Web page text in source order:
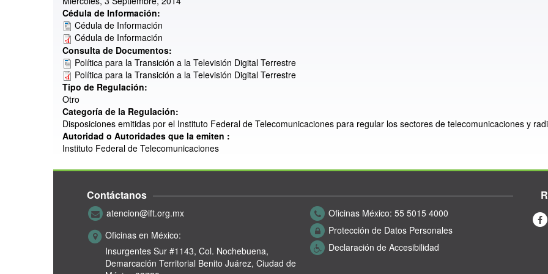
Cédula de Información:
Cédula de Información
Cédula de Información
Consulta de Documentos:
Política para la Transición a la Televisión Digital Terrestre
Política para la Transición a la Televisión Digital Terrestre
Tipo de Regulación:
Otro
Categoría de la Regulación:
Disposiciones emitidas por el Instituto Federal de Telecomunicaciones para regular los sectores de telecomunicaciones y
Autoridad o Autoridades que la emiten :
Instituto Federal de Telecomunicaciones
Contáctanos
atencion@ift.org.mx
Oficinas en México:
Insurgentes Sur #1143, Col. Nochebuena,
Demarcación Territorial Benito Juárez, Ciudad de
Oficinas México: 55 5015 4000
Protección de Datos Personales
Declaración de Accesibilidad